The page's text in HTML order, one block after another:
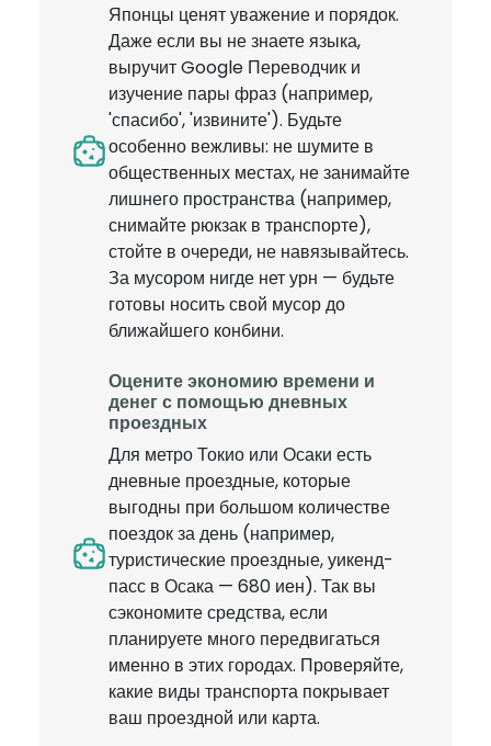
Японцы ценят уважение и порядок.
Даже если вы не знаете языка,
выручит Google Переводчик и
изучение пары фраз (например,
'спасибо', 'извините'). Будьте
особенно вежливы: не шумите в
общественных местах, не занимайте
лишнего пространства (например,
снимайте рюкзак в транспорте),
стойте в очереди, не навязывайтесь.
За мусором нигде нет урн — будьте
готовы носить свой мусор до
ближайшего конбини.
Оцените экономию времени и
денег с помощью дневных
проездных
Для метро Токио или Осаки есть
дневные проездные, которые
выгодны при большом количестве
поездок за день (например,
туристические проездные, уикенд-
пасс в Осака — 680 иен). Так вы
сэкономите средства, если
планируете много передвигаться
именно в этих городах. Проверяйте,
какие виды транспорта покрывает
ваш проездной или карта.